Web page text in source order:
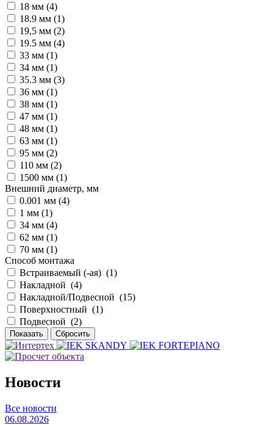
18 мм (4)
18.9 мм (1)
19,5 мм (2)
19.5 мм (4)
33 мм (1)
34 мм (1)
35.3 мм (3)
36 мм (1)
38 мм (1)
47 мм (1)
48 мм (1)
63 мм (1)
95 мм (2)
110 мм (2)
1500 мм (1)
Внешний диаметр, мм
0.001 мм (4)
1 мм (1)
34 мм (4)
62 мм (1)
70 мм (1)
Способ монтажа
Встраиваемый (-ая) (1)
Накладной (4)
Накладной/Подвесной (15)
Поверхностный (1)
Подвесной (2)
Новости
Все новости
06.08.2026